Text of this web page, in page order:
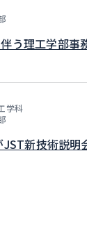
う理工学部事
学科
新技術説明